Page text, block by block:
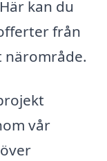
kan du
från
närområde.
vår